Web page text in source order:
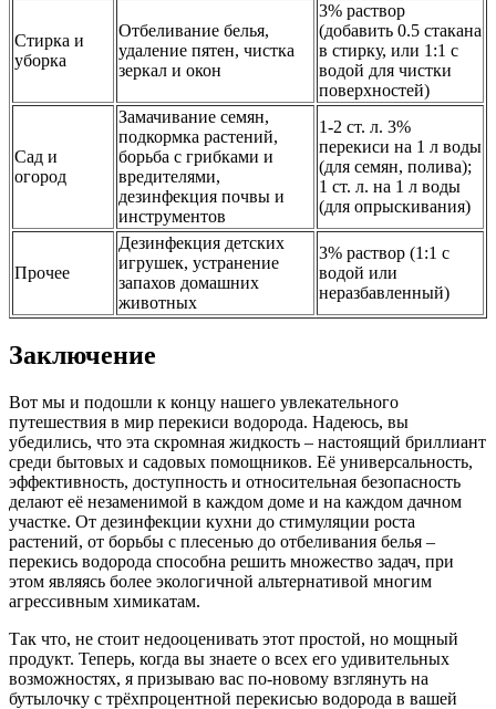
Стирка и
уборка
Отбеливание белья,
удаление пятен, чистка
зеркал и окон
3% раствор
(добавить 0.5 стакана
в стирку, или 1:1 с
водой для чистки
поверхностей)
Сад и
огород
Замачивание семян,
подкормка растений,
борьба с грибками и
вредителями,
дезинфекция почвы и
инструментов
1-2 ст. л. 3%
перекиси на 1 л воды
(для семян, полива);
1 ст. л. на 1 л воды
(для опрыскивания)
Прочее
Дезинфекция детских
игрушек, устранение
запахов домашних
животных
3% раствор (1:1 с
водой или
неразбавленный)
Заключение
Вот мы и подошли к концу нашего увлекательного
путешествия в мир перекиси водорода. Надеюсь, вы
убедились, что эта скромная жидкость – настоящий бриллиант
среди бытовых и садовых помощников. Её универсальность,
эффективность, доступность и относительная безопасность
делают её незаменимой в каждом доме и на каждом дачном
участке. От дезинфекции кухни до стимуляции роста
растений, от борьбы с плесенью до отбеливания белья –
перекись водорода способна решить множество задач, при
этом являясь более экологичной альтернативой многим
агрессивным химикатам.
Так что, не стоит недооценивать этот простой, но мощный
продукт. Теперь, когда вы знаете о всех его удивительных
возможностях, я призываю вас по-новому взглянуть на
бутылочку с трёхпроцентной перекисью водорода в вашей